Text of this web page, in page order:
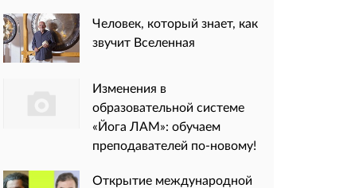
Человек, который знает, как
звучит Вселенная
Изменения в
образовательной системе
«Йога ЛАМ»: обучаем
преподавателей по-новому!
Открытие международной